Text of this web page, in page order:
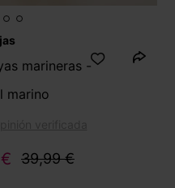
marineras -
marino
39,99 €